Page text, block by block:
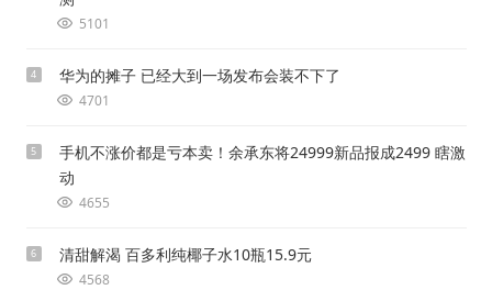
5101
4 华为的摊子 已经大到一场发布会装不下了
4701
5
手机不涨价都是亏本卖！余承东将24999新品报成2499 瞎激
动
4655
6 清甜解渴 百多利纯椰子水10瓶15.9元
4568